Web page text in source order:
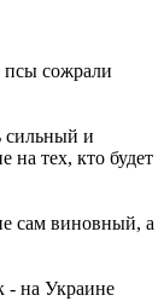
псы сожрали
сильный и
тех, кто будет
сам виновный, а
- на Украине